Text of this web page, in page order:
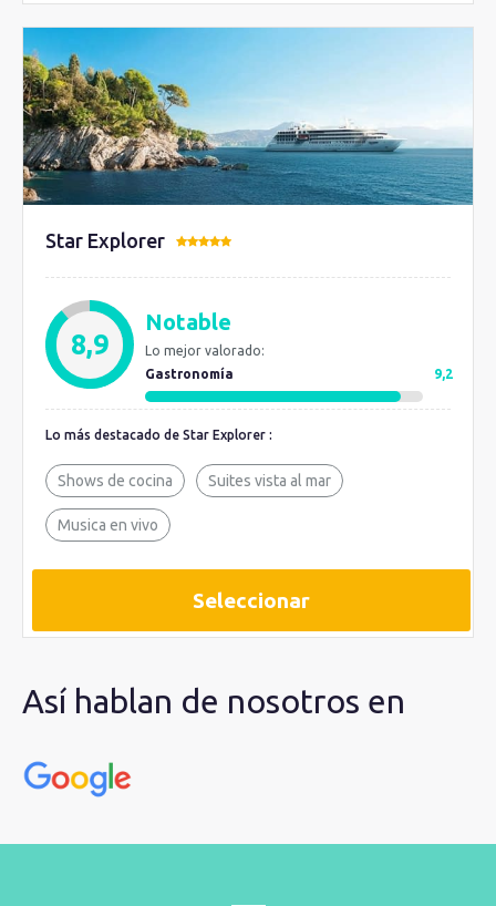
Star Explorer
8,9
Notable
Lo mejor valorado:
Gastronomía
9,2
Lo más destacado de Star Explorer :
Shows de cocina Suites vista al mar
Musica en vivo
Seleccionar
Así hablan de nosotros en